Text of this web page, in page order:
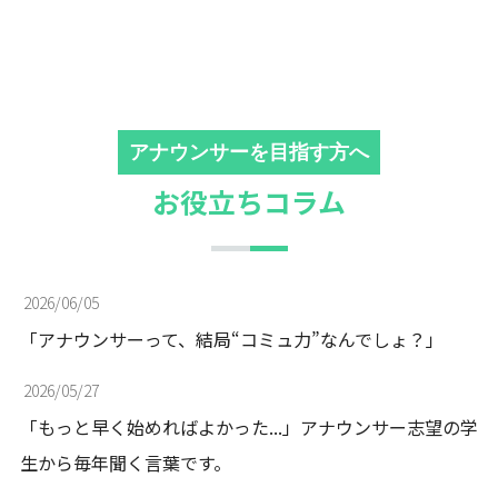
アナウンサーを目指す方へ
お役立ちコラム
2026/06/05
「アナウンサーって、結局“コミュ力”なんでしょ？」
2026/05/27
「もっと早く始めればよかった...」アナウンサー志望の学
生から毎年聞く言葉です。